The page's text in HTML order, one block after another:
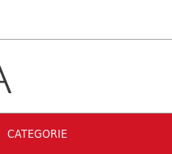
CATEGORIE